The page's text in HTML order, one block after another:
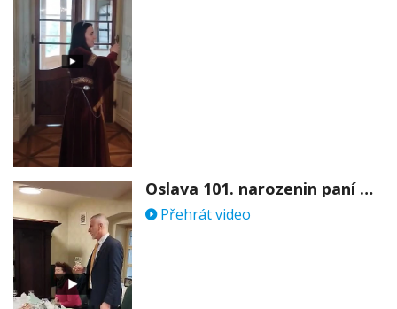
Oslava 101. narozenin paní Věry Skořepové
Přehrát video